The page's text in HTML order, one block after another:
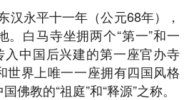
永平十一年（公元68年），
。白马寺坐拥两个“第一”和一
入中国后兴建的第一座官办寺
世界上唯一一座拥有四国风格
佛教的“祖庭”和“释源”之称。